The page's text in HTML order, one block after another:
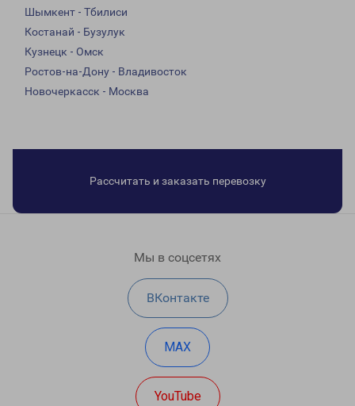
Шымкент - Тбилиси
Костанай - Бузулук
Кузнецк - Омск
Ростов-на-Дону - Владивосток
Новочеркасск - Москва
Рассчитать и заказать перевозку
Мы в соцсетях
ВКонтакте
MAX
YouTube